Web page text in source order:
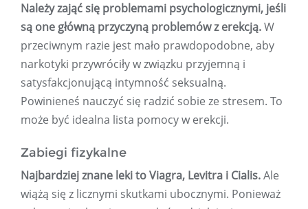
Należy zająć się problemami psychologicznymi, jeśli
są one główną przyczyną problemów z erekcją.W
przeciwnym razie jest mało prawdopodobne, aby
narkotyki przywróciły w związku przyjemną i
satysfakcjonującą intymność seksualną.
Powinieneś nauczyć się radzić sobie ze stresem. To
może być idealna lista pomocy w erekcji.
Zabiegi fizykalne
Najbardziej znane leki to Viagra, Levitra i Cialis.Ale
wiążą się z licznymi skutkami ubocznymi. Ponieważ